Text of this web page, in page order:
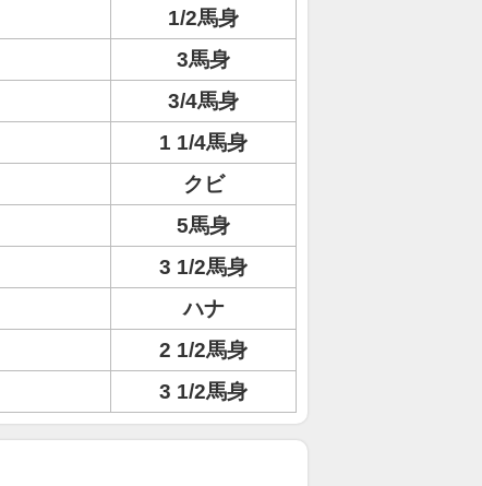
1/2馬身
3馬身
3/4馬身
1 1/4馬身
クビ
5馬身
3 1/2馬身
ハナ
2 1/2馬身
3 1/2馬身